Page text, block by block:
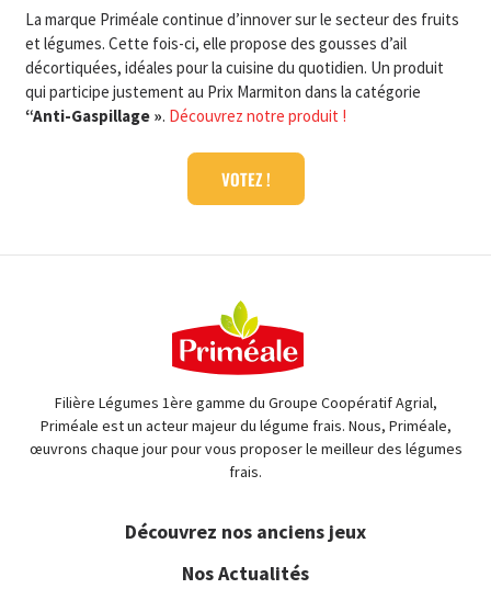
La marque Priméale continue d’innover sur le secteur des fruits
et légumes. Cette fois-ci, elle propose des gousses d’ail
décortiquées, idéales pour la cuisine du quotidien. Un produit
qui participe justement au Prix Marmiton dans la catégorie
“Anti-Gaspillage ». Découvrez notre produit !
VOTEZ !
Filière Légumes 1ère gamme du Groupe Coopératif Agrial,
Priméale est un acteur majeur du légume frais. Nous, Priméale,
œuvrons chaque jour pour vous proposer le meilleur des légumes
frais.
Découvrez nos anciens jeux
Nos Actualités